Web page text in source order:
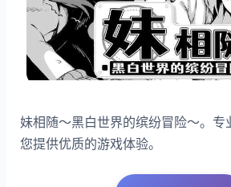
妹相随～黑白世界的缤纷冒险～。专
您提供优质的游戏体验。